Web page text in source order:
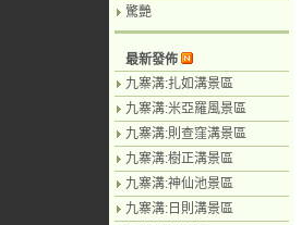
驚艷
最新發佈
九寨溝:扎如溝景區
九寨溝:米亞羅風景區
九寨溝:則查窪溝景區
九寨溝:樹正溝景區
九寨溝:神仙池景區
九寨溝:日則溝景區